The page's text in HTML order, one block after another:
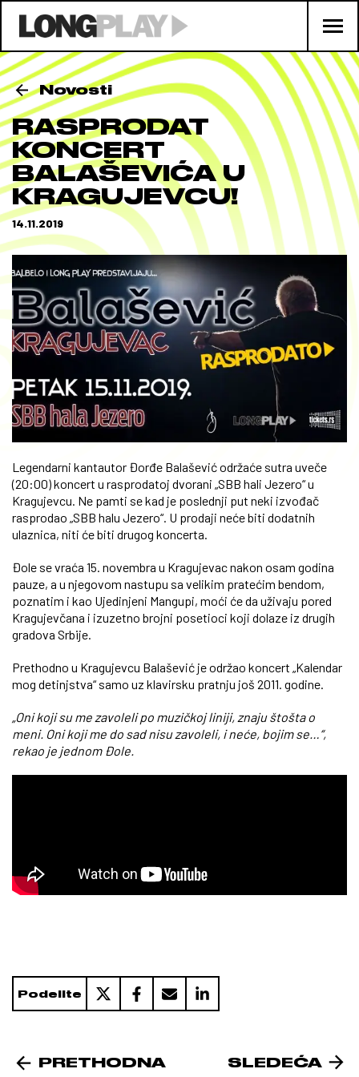
Novosti
RASPRODAT
KONCERT
BALAŠEVIĆA U
KRAGUJEVCU!
14.11.2019
Legendarni kantautor Đorđe Balašević održaće sutra uveče
(20:00) koncert u rasprodatoj dvorani „SBB hali Jezero“ u
Kragujevcu. Ne pamti se kad je poslednji put neki izvođač
rasprodao „SBB halu Jezero“. U prodaji neće biti dodatnih
ulaznica, niti će biti drugog koncerta.
Đole se vraća 15. novembra u Kragujevac nakon osam godina
pauze, a u njegovom nastupu sa velikim pratećim bendom,
poznatim i kao Ujedinjeni Mangupi, moći će da uživaju pored
Kragujevčana i izuzetno brojni posetioci koji dolaze iz drugih
gradova Srbije.
Prethodno u Kragujevcu Balašević je održao koncert „Kalendar
mog detinjstva“ samo uz klavirsku pratnju još 2011. godine.
„Oni koji su me zavoleli po muzičkoj liniji, znaju štošta o
meni. Oni koji me do sad nisu zavoleli, i neće, bojim se…“,
rekao je jednom Đole.
Podelite
PRETHODNA SLEDEĆA